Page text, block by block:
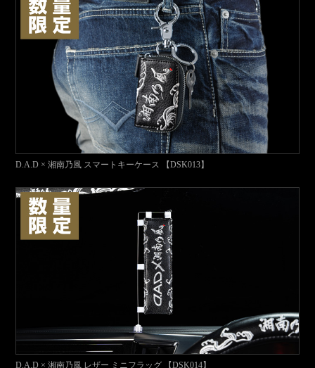
D.A.D × 湘南乃風 スマートキーケース 【DSK013】
D.A.D × 湘南乃風 レザー ミニフラッグ 【DSK014】